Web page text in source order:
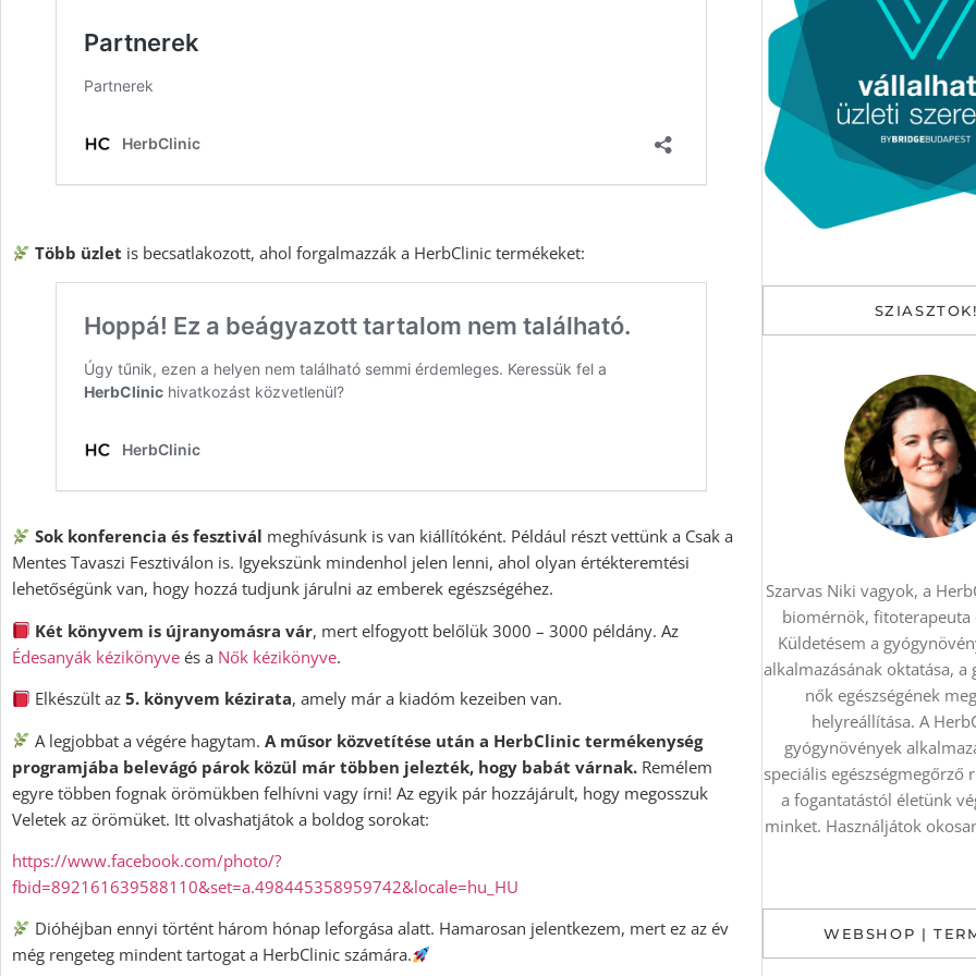
Több üzlet is becsatlakozott, ahol forgalmazzák a HerbClinic termékeket:
Sok konferencia és fesztivál meghívásunk is van kiállítóként. Például részt vettünk a Csak a
Mentes Tavaszi Fesztiválon is. Igyekszünk mindenhol jelen lenni, ahol olyan értékteremtési
lehetőségünk van, hogy hozzá tudjunk járulni az emberek egészségéhez.
Két könyvem is újranyomásra vár, mert elfogyott belőlük 3000 – 3000 példány. Az
Édesanyák kézikönyve és a Nők kézikönyve.
Elkészült az5. könyvem kézirata, amely már a kiadóm kezeiben van.
A legjobbat a végére hagytam.A műsor közvetítése után a HerbClinic termékenység
programjába belevágó párok közül már többen jelezték, hogy babát várnak. Remélem
egyre többen fognak örömükben felhívni vagy írni! Az egyik pár hozzájárult, hogy megosszuk
Veletek az örömüket. Itt olvashatjátok a boldog sorokat:
https://www.facebook.com/photo/?
fbid=892161639588110&set=a.498445358959742&locale=hu_HU
Dióhéjban ennyi történt három hónap leforgása alatt. Hamarosan jelentkezem, mert ez az év
még rengeteg mindent tartogat a HerbClinic számára.
Szarvas Niki vagyok, a
biomérnök, fitoterapeuta
Küldetésem a
alkalmazásának oktatása, a
nők egészségének
helyreállítása. A
gyógynövények
speciális egészségmegőrző
a fogantatástól életünk
minket. Használjátok
WEBSHOP |